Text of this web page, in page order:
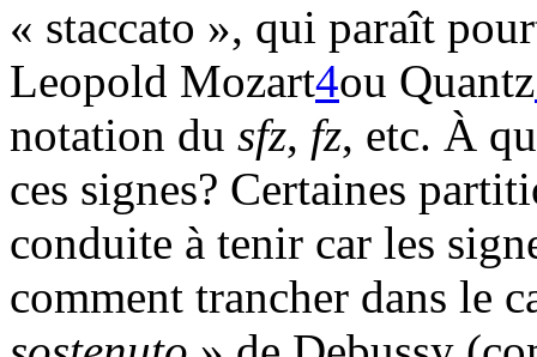
« staccato », qui paraît
Leopold Mozart4ou Quantz
notation du sfz, fz, etc. À
ces signes? Certaines
conduite à tenir car les
comment trancher dans le